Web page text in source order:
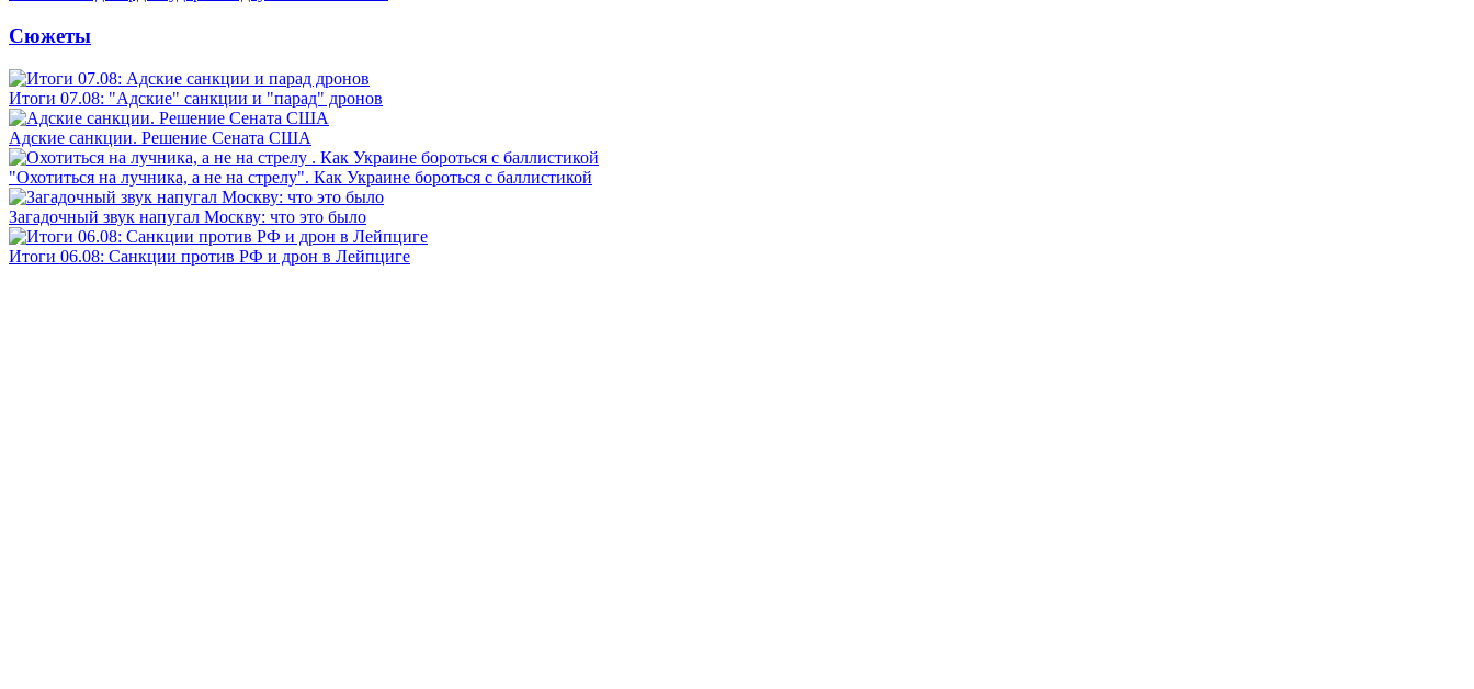
Сюжеты
Итоги 07.08: "Адские" санкции и "парад" дронов
Адские санкции. Решение Сената США
"Охотиться на лучника, а не на стрелу". Как Украине бороться с баллистикой
Загадочный звук напугал Москву: что это было
Итоги 06.08: Санкции против РФ и дрон в Лейпциге